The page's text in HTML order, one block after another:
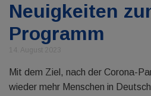
Neuigkeiten
Programm
Mit dem Ziel, nach der Corona-
wieder mehr Menschen in